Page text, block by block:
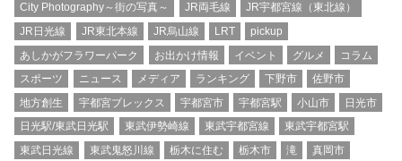
City Photography～街の写真～ JR両毛線
JR宇都宮線（東北線）
JR日光線
JR東北本線 JR烏山線 LRT
pickup
あしかがフラワーパーク
お出かけ情報 イベント グルメ
コラム
スポーツ
ニュース メディア ランキング 下野市
佐野市
地方創生
宇都宮ブレックス 宇都宮市 宇都宮駅 小山市
日光市
日光駅/東武日光駅
東武伊勢崎線 東武宇都宮線
東武宇都宮駅
東武日光線
東武鬼怒川線 栃木に住む 栃木市 滝
真岡市